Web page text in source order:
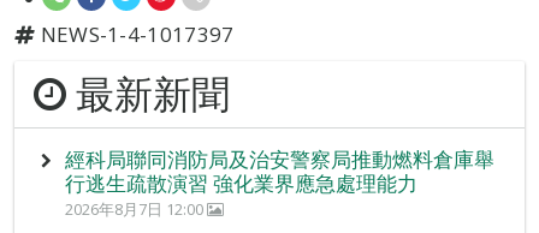
NEWS-1-4-1017397
最新新聞
經科局聯同消防局及治安警察局推動燃料倉庫舉
行逃生疏散演習 強化業界應急處理能力
2026年8月7日 12:00